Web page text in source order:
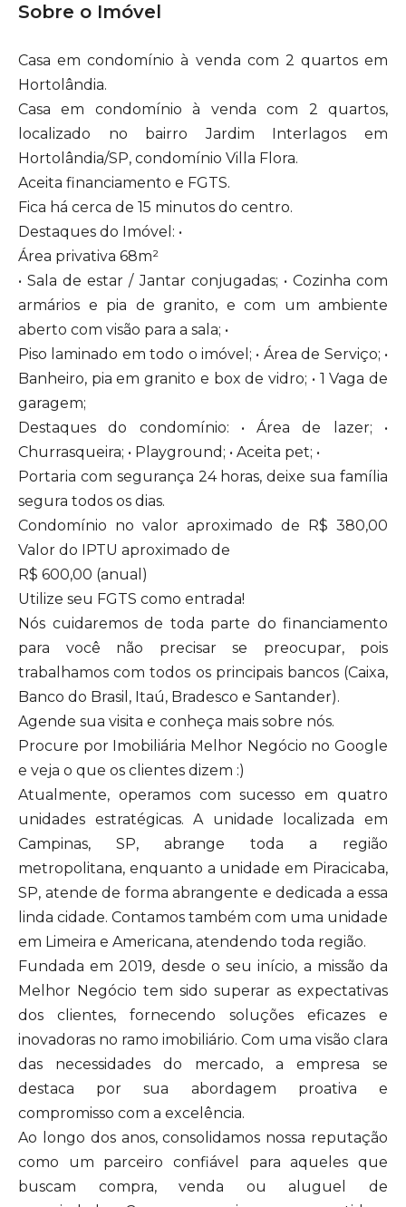
Sobre o Imóvel
Casa em condomínio à venda com 2 quartos em
Hortolândia.
Casa em condomínio à venda com 2 quartos,
localizado no bairro Jardim Interlagos em
Hortolândia/SP, condomínio Villa Flora.
Aceita financiamento e FGTS.
Fica há cerca de 15 minutos do centro.
Destaques do Imóvel: •
Área privativa 68m²
• Sala de estar / Jantar conjugadas; • Cozinha com
armários e pia de granito, e com um ambiente
aberto com visão para a sala; •
Piso laminado em todo o imóvel; • Área de Serviço; •
Banheiro, pia em granito e box de vidro; • 1 Vaga de
garagem;
Destaques do condomínio: • Área de lazer; •
Churrasqueira; • Playground; • Aceita pet; •
Portaria com segurança 24 horas, deixe sua família
segura todos os dias.
Condomínio no valor aproximado de R$ 380,00
Valor do IPTU aproximado de
R$ 600,00 (anual)
Utilize seu FGTS como entrada!
Nós cuidaremos de toda parte do financiamento
para você não precisar se preocupar, pois
trabalhamos com todos os principais bancos (Caixa,
Banco do Brasil, Itaú, Bradesco e Santander).
Agende sua visita e conheça mais sobre nós.
Procure por Imobiliária Melhor Negócio no Google
e veja o que os clientes dizem :)
Atualmente, operamos com sucesso em quatro
unidades estratégicas. A unidade localizada em
Campinas, SP, abrange toda a região
metropolitana, enquanto a unidade em Piracicaba,
SP, atende de forma abrangente e dedicada a essa
linda cidade. Contamos também com uma unidade
em Limeira e Americana, atendendo toda região.
Fundada em 2019, desde o seu início, a missão da
Melhor Negócio tem sido superar as expectativas
dos clientes, fornecendo soluções eficazes e
inovadoras no ramo imobiliário. Com uma visão clara
das necessidades do mercado, a empresa se
destaca por sua abordagem proativa e
compromisso com a excelência.
Ao longo dos anos, consolidamos nossa reputação
como um parceiro confiável para aqueles que
buscam compra, venda ou aluguel de